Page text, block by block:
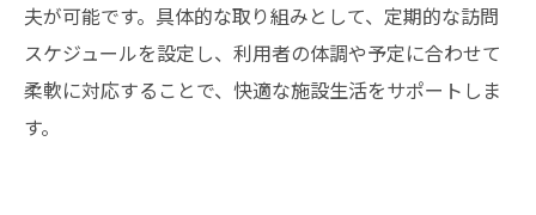
夫が可能です。具体的な取り組みとして、定期的な訪問
スケジュールを設定し、利用者の体調や予定に合わせて
柔軟に対応することで、快適な施設生活をサポートしま
す。